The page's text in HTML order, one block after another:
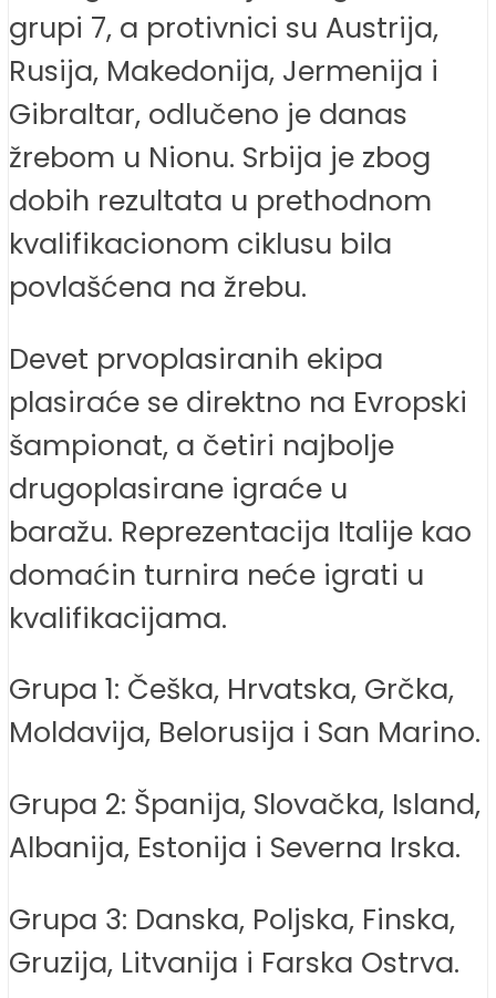
grupi 7, a protivnici su Austrija,
Rusija, Makedonija, Jermenija i
Gibraltar, odlučeno je danas
žrebom u Nionu. Srbija je zbog
dobih rezultata u prethodnom
kvalifikacionom ciklusu bila
povlašćena na žrebu.
Devet prvoplasiranih ekipa
plasiraće se direktno na Evropski
šampionat, a četiri najbolje
drugoplasirane igraće u
baražu. Reprezentacija Italije kao
domaćin turnira neće igrati u
kvalifikacijama.
Grupa 1: Češka, Hrvatska, Grčka,
Moldavija, Belorusija i San Marino.
Grupa 2: Španija, Slovačka, Island,
Albanija, Estonija i Severna Irska.
Grupa 3: Danska, Poljska, Finska,
Gruzija, Litvanija i Farska Ostrva.